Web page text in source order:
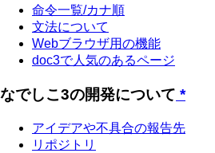
命令一覧/カナ順
文法について
Webブラウザ用の機能
doc3で人気のあるページ
なでしこ3の開発について *
アイデアや不具合の報告先
リポジトリ